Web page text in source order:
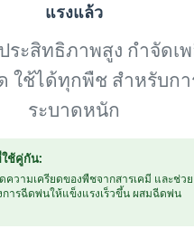
แรงแล้ว
ระสิทธิภาพสูง กำจัดเ
ใช้ได้ทุกพืช สำหรับก
ระบาดหนัก
ใช้คู่กัน:
ความเครียดของพืชจากสารเคมี และช่วย
ารฉีดพ่นให้แข็งแรงเร็วขึ้น ผสมฉีดพ่น